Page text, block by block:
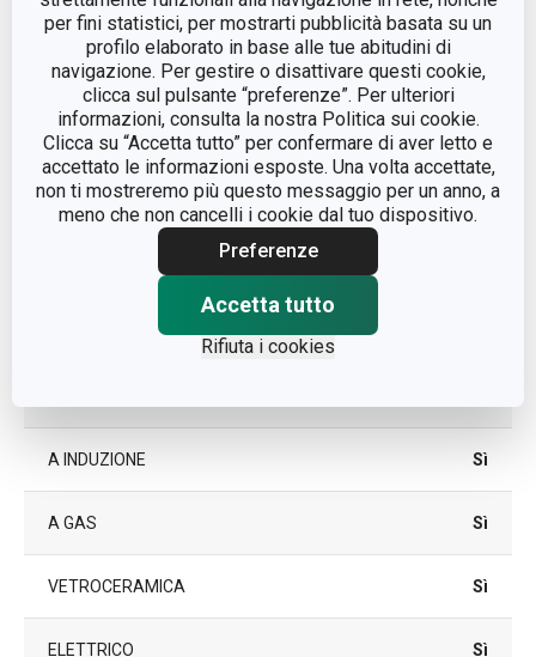
per fini statistici, per mostrarti pubblicità basata su un
profilo elaborato in base alle tue abitudini di
navigazione. Per gestire o disattivare questi cookie,
clicca sul pulsante “preferenze”. Per ulteriori
informazioni, consulta la nostra Politica sui cookie.
Clicca su “Accetta tutto” per confermare di aver letto e
accettato le informazioni esposte. Una volta accettate,
non ti mostreremo più questo messaggio per un anno, a
meno che non cancelli i cookie dal tuo dispositivo.
Preferenze
Accetta tutto
Rifiuta i cookies
FORNO
Sì
CATEGORIA padelle
COPERCHIO Sì
LINEA DI
PRODOTTO
PRESIDENT
lega di alluminio, acciaio
inossidabile, superficie
antiaderente, vetro
A INDUZIONE Sì
A GAS Sì
VETROCERAMICA Sì
ELETTRICO Sì